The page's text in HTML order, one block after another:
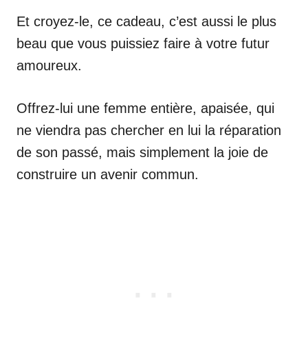
Et croyez-le, ce cadeau, c’est aussi le plus
beau que vous puissiez faire à votre futur
amoureux.
Offrez-lui une femme entière, apaisée, qui
ne viendra pas chercher en lui la réparation
de son passé, mais simplement la joie de
construire un avenir commun.